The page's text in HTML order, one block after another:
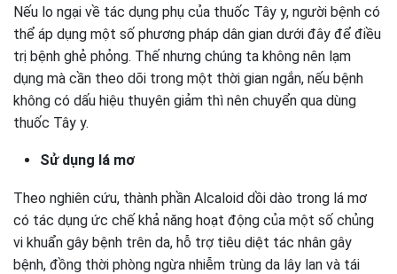
Nếu lo ngại về tác dụng phụ của thuốc Tây y, người bệnh có
thể áp dụng một số phương pháp dân gian dưới đây để điều
trị bệnh ghẻ phỏng. Thế nhưng chúng ta không nên lạm
dụng mà cần theo dõi trong một thời gian ngắn, nếu bệnh
không có dấu hiệu thuyên giảm thì nên chuyển qua dùng
thuốc Tây y.
Sử dụng lá mơ
Theo nghiên cứu, thành phần Alcaloid dồi dào trong lá mơ
có tác dụng ức chế khả năng hoạt động của một số chủng
vi khuẩn gây bệnh trên da, hỗ trợ tiêu diệt tác nhân gây
bệnh, đồng thời phòng ngừa nhiễm trùng da lây lan và tái